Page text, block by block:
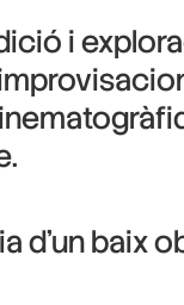
i
d’un baix